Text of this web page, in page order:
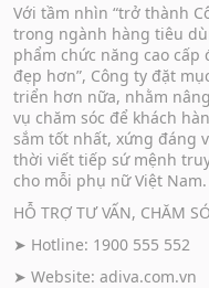
Với tầm nhìn “trở thành
trong ngành hàng tiêu
phẩm chức năng cao
đẹp hơn”, Công ty đặt
triển hơn nữa, nhằm
vụ chăm sóc để khách
sắm tốt nhất, xứng đáng
thời viết tiếp sứ mệnh
cho mỗi phụ nữ Việt Nam.
HỖ TRỢ TƯ VẤN, CHĂM
➤ Hotline: 1900 555 552
➤ Website: adiva.com.vn